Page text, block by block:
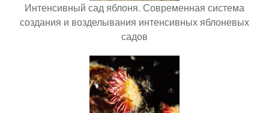
Интенсивный сад яблоня. Современная система
создания и возделывания интенсивных яблоневых
садов